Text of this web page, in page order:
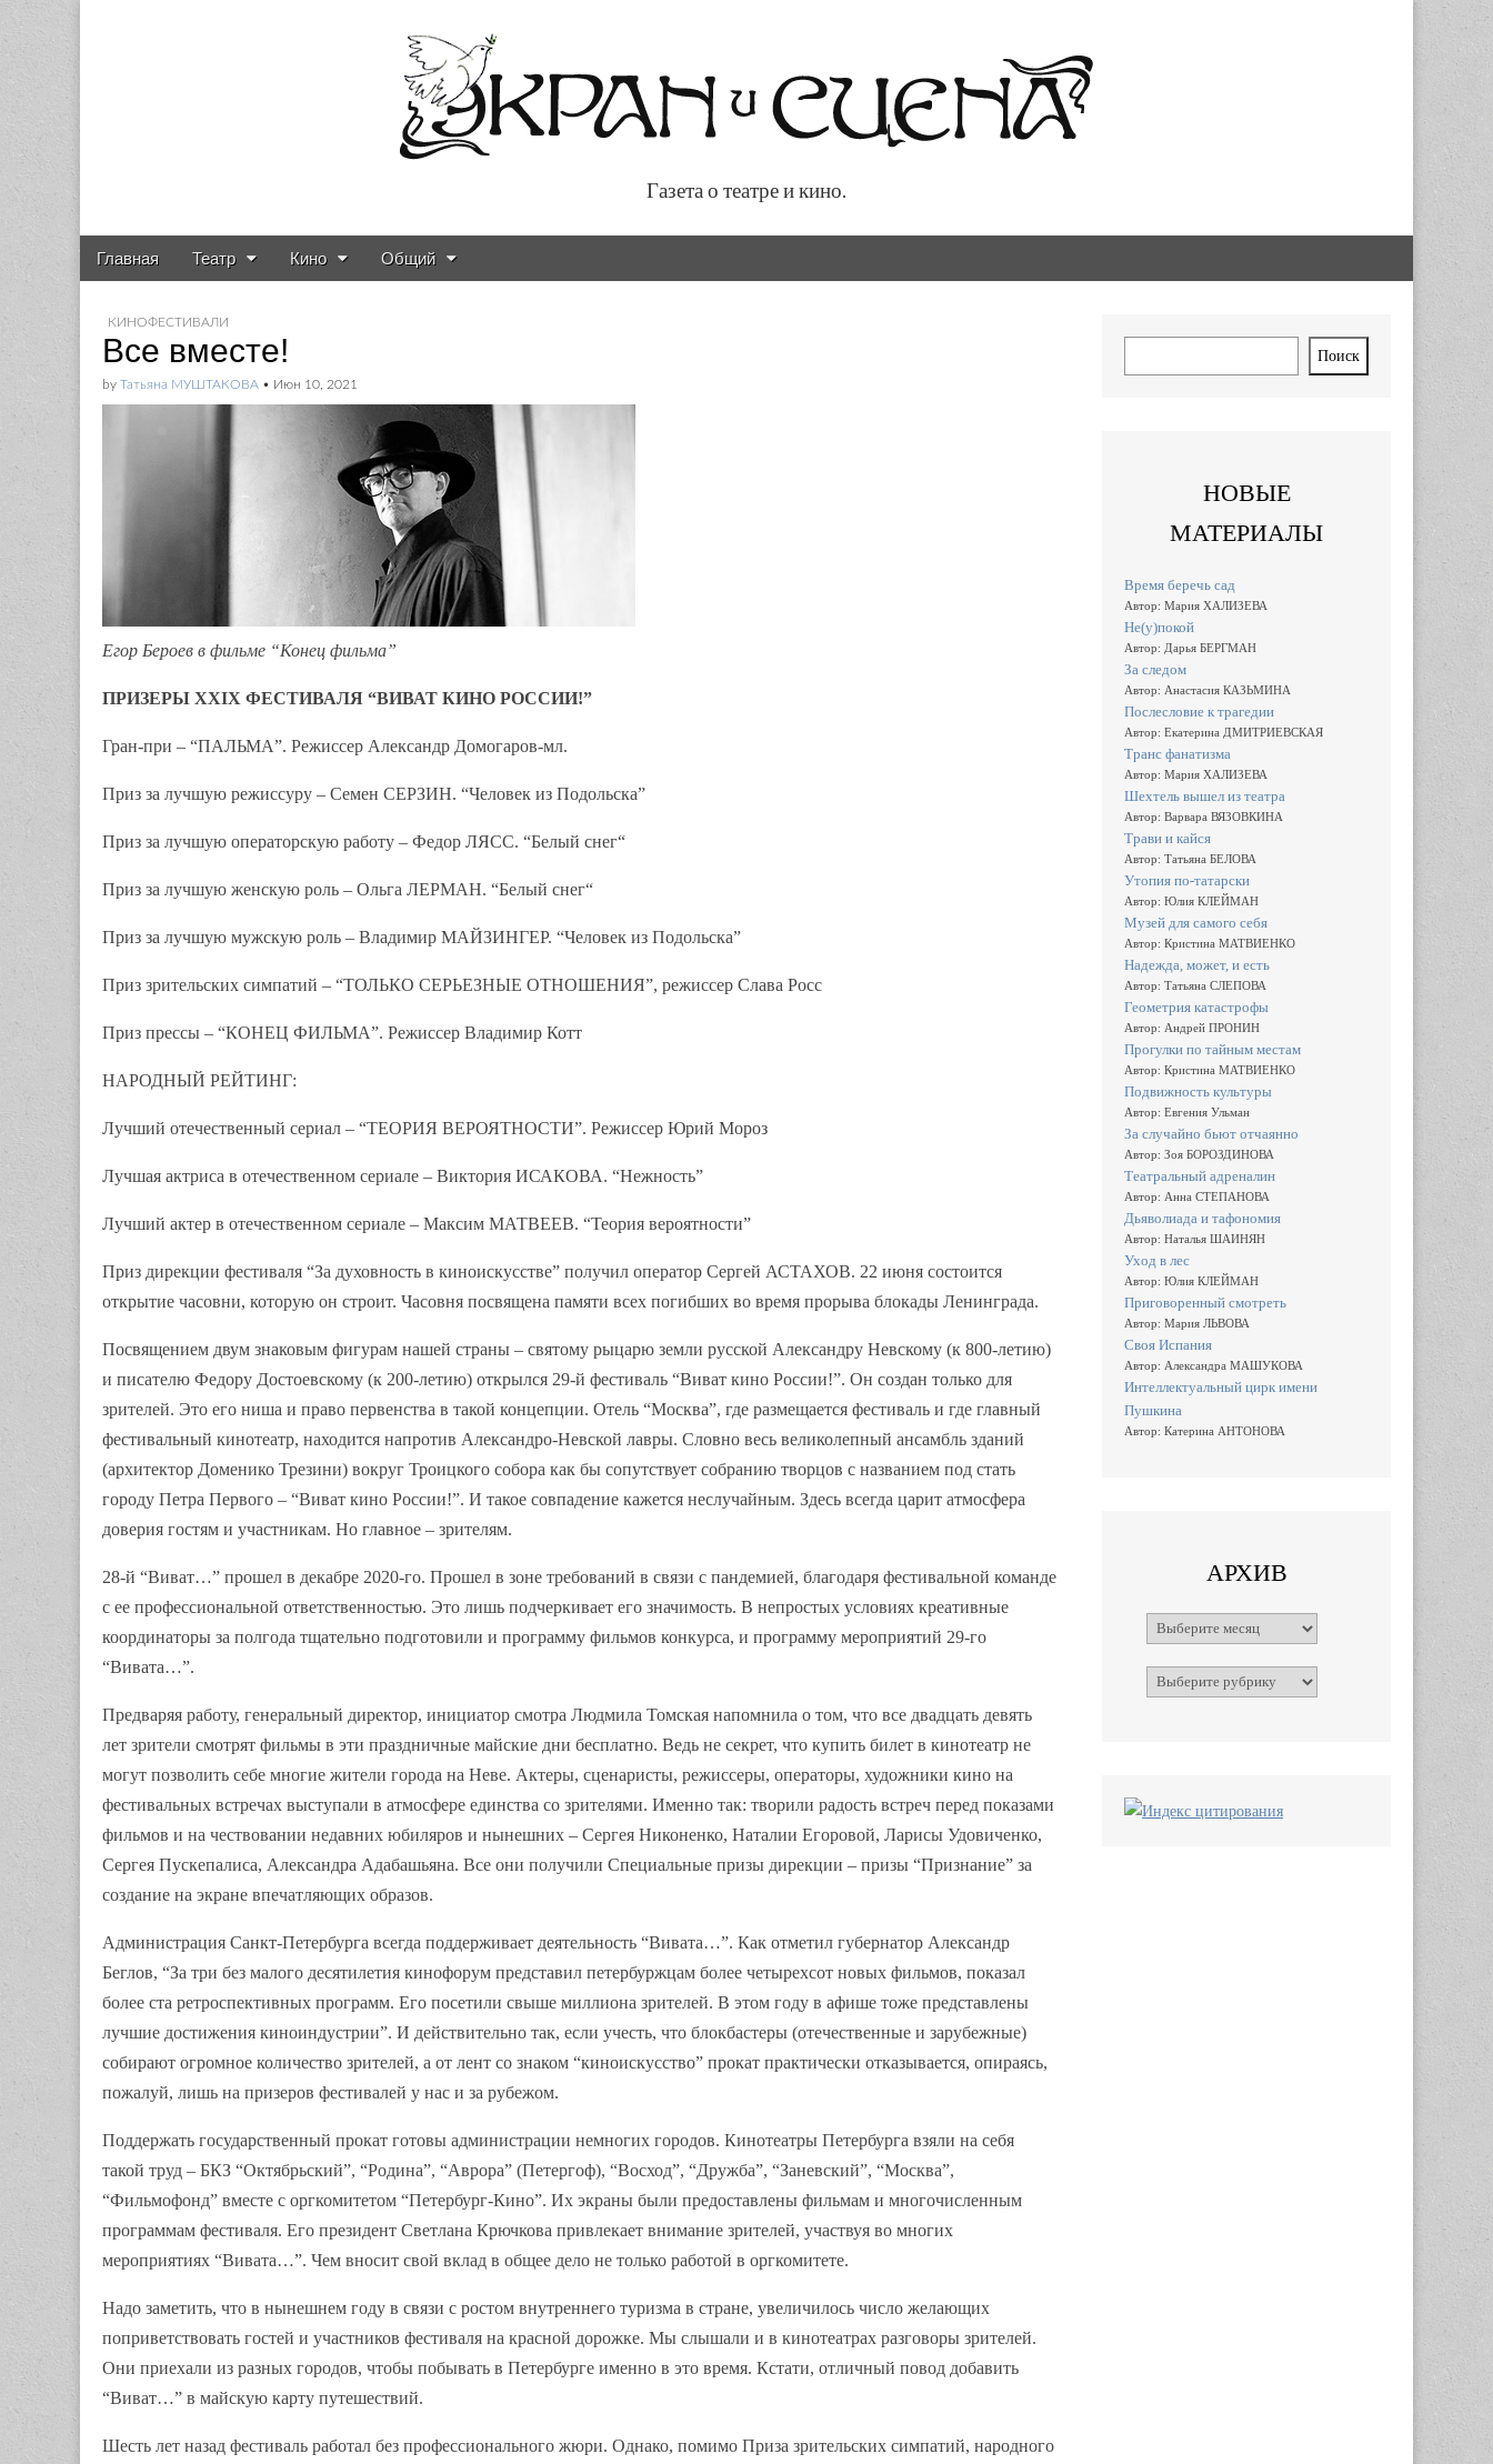
Газета о театре и кино.
Газета о театре и кино.
Main menu
Skip to content
Главная Театр Кино Общий
КИНОФЕСТИВАЛИ
Все вместе!
by Татьяна МУШТАКОВА • Июн 10, 2021
Егор Бероев в фильме “Конец фильма”
ПРИЗЕРЫ XXIX ФЕСТИВАЛЯ “ВИВАТ КИНО РОССИИ!”
Гран-при – “ПАЛЬМА”. Режиссер Александр Домогаров-мл.
Приз за лучшую режиссуру – Семен СЕРЗИН. “Человек из Подольска”
Приз за лучшую операторскую работу – Федор ЛЯСС. “Белый снег“
Приз за лучшую женскую роль – Ольга ЛЕРМАН. “Белый снег“
Приз за лучшую мужскую роль – Владимир МАЙЗИНГЕР. “Человек из Подольска”
Приз зрительских симпатий – “ТОЛЬКО СЕРЬЕЗНЫЕ ОТНОШЕНИЯ”, режиссер Слава Росс
Приз прессы – “КОНЕЦ ФИЛЬМА”. Режиссер Владимир Котт
НАРОДНЫЙ РЕЙТИНГ:
Лучший отечественный сериал – “ТЕОРИЯ ВЕРОЯТНОСТИ”. Режиссер Юрий Мороз
Лучшая актриса в отечественном сериале – Виктория ИСАКОВА. “Нежность”
Лучший актер в отечественном сериале – Максим МАТВЕЕВ. “Теория вероятности”
Приз дирекции фестиваля “За духовность в киноискусстве” получил оператор Сергей АСТАХОВ. 22 июня состоится
открытие часовни, которую он строит. Часовня посвящена памяти всех погибших во время прорыва блокады Ленинграда.
Посвящением двум знаковым фигурам нашей страны – святому рыцарю земли русской Александру Невскому (к 800-летию)
и писателю Федору Достоевскому (к 200-летию) открылся 29-й фестиваль “Виват кино России!”. Он создан только для
зрителей. Это его ниша и право первенства в такой концепции. Отель “Москва”, где размещается фестиваль и где главный
фестивальный кинотеатр, находится напротив Александро-Невской лавры. Словно весь великолепный ансамбль зданий
(архитектор Доменико Трезини) вокруг Троицкого собора как бы сопутствует собранию творцов с названием под стать
городу Петра Первого – “Виват кино России!”. И такое совпадение кажется неслучайным. Здесь всегда царит атмосфера
доверия гостям и участникам. Но главное – зрителям.
28-й “Виват…” прошел в декабре 2020-го. Прошел в зоне требований в связи с пандемией, благодаря фестивальной команде
с ее профессиональной ответственностью. Это лишь подчеркивает его значимость. В непростых условиях креативные
координаторы за полгода тщательно подготовили и программу фильмов конкурса, и программу мероприятий 29-го
“Вивата…”.
Предваряя работу, генеральный директор, инициатор смотра Людмила Томская напомнила о том, что все двадцать девять
лет зрители смотрят фильмы в эти праздничные майские дни бесплатно. Ведь не секрет, что купить билет в кинотеатр не
могут позволить себе многие жители города на Неве. Актеры, сценаристы, режиссеры, операторы, художники кино на
фестивальных встречах выступали в атмосфере единства со зрителями. Именно так: творили радость встреч перед показами
фильмов и на чествовании недавних юбиляров и нынешних – Сергея Никоненко, Наталии Егоровой, Ларисы Удовиченко,
Сергея Пускепалиса, Александра Адабашьяна. Все они получили Специальные призы дирекции – призы “Признание” за
создание на экране впечатляющих образов.
Администрация Санкт-Петербурга всегда поддерживает деятельность “Вивата…”. Как отметил губернатор Александр
Беглов, “За три без малого десятилетия кинофорум представил петербуржцам более четырехсот новых фильмов, показал
более ста ретроспективных программ. Его посетили свыше миллиона зрителей. В этом году в афише тоже представлены
лучшие достижения киноиндустрии”. И действительно так, если учесть, что блокбастеры (отечественные и зарубежные)
собирают огромное количество зрителей, а от лент со знаком “киноискусство” прокат практически отказывается, опираясь,
пожалуй, лишь на призеров фестивалей у нас и за рубежом.
Поддержать государственный прокат готовы администрации немногих городов. Кинотеатры Петербурга взяли на себя
такой труд – БКЗ “Октябрьский”, “Родина”, “Аврора” (Петергоф), “Восход”, “Дружба”, “Заневский”, “Москва”,
“Фильмофонд” вместе с оргкомитетом “Петербург-Кино”. Их экраны были предоставлены фильмам и многочисленным
программам фестиваля. Его президент Светлана Крючкова привлекает внимание зрителей, участвуя во многих
мероприятиях “Вивата…”. Чем вносит свой вклад в общее дело не только работой в оргкомитете.
Надо заметить, что в нынешнем году в связи с ростом внутреннего туризма в стране, увеличилось число желающих
поприветствовать гостей и участников фестиваля на красной дорожке. Мы слышали и в кинотеатрах разговоры зрителей.
Они приехали из разных городов, чтобы побывать в Петербурге именно в это время. Кстати, отличный повод добавить
“Виват…” в майскую карту путешествий.
Шесть лет назад фестиваль работал без профессионального жюри. Однако, помимо Приза зрительских симпатий, народного
Поиск
НОВЫЕ
МАТЕРИАЛЫ
Время беречь сад
Автор: Мария ХАЛИЗЕВА
Не(у)покой
Автор: Дарья БЕРГМАН
За следом
Автор: Анастасия КАЗЬМИНА
Послесловие к трагедии
Автор: Екатерина ДМИТРИЕВСКАЯ
Транс фанатизма
Автор: Мария ХАЛИЗЕВА
Шехтель вышел из театра
Автор: Варвара ВЯЗОВКИНА
Трави и кайся
Автор: Татьяна БЕЛОВА
Утопия по-татарски
Автор: Юлия КЛЕЙМАН
Музей для самого себя
Автор: Кристина МАТВИЕНКО
Надежда, может, и есть
Автор: Татьяна СЛЕПОВА
Геометрия катастрофы
Автор: Андрей ПРОНИН
Прогулки по тайным местам
Автор: Кристина МАТВИЕНКО
Подвижность культуры
Автор: Евгения Ульман
За случайно бьют отчаянно
Автор: Зоя БОРОЗДИНОВА
Театральный адреналин
Автор: Анна СТЕПАНОВА
Дьяволиада и тафономия
Автор: Наталья ШАИНЯН
Уход в лес
Автор: Юлия КЛЕЙМАН
Приговоренный смотреть
Автор: Мария ЛЬВОВА
Своя Испания
Автор: Александра МАШУКОВА
Интеллектуальный цирк имени
Пушкина
Автор: Катерина АНТОНОВА
АРХИВ
Архивы
Рубрики